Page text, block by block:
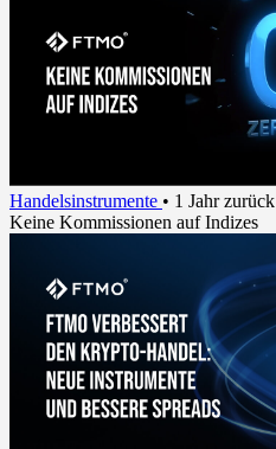
Handelsinstrumente • 1 Jahr zurück
Keine Kommissionen auf Indizes